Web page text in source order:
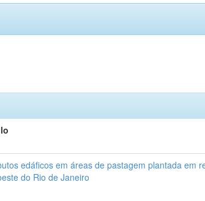
edáficos em áreas de pastagem plantada em
do Rio de Janeiro